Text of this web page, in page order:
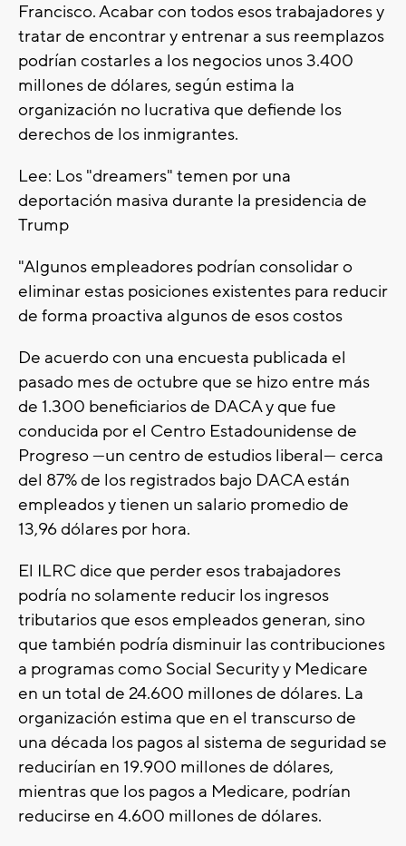
Francisco. Acabar con todos esos trabajadores y
tratar de encontrar y entrenar a sus reemplazos
podrían costarles a los negocios unos 3.400
millones de dólares, según estima la
organización no lucrativa que defiende los
derechos de los inmigrantes.
Lee: Los "dreamers" temen por una
deportación masiva durante la presidencia de
Trump
"Algunos empleadores podrían consolidar o
eliminar estas posiciones existentes para reducir
de forma proactiva algunos de esos costos
De acuerdo con una encuesta publicada el
pasado mes de octubre que se hizo entre más
de 1.300 beneficiarios de DACA y que fue
conducida por el Centro Estadounidense de
Progreso —un centro de estudios liberal— cerca
del 87% de los registrados bajo DACA están
empleados y tienen un salario promedio de
13,96 dólares por hora.
El ILRC dice que perder esos trabajadores
podría no solamente reducir los ingresos
tributarios que esos empleados generan, sino
que también podría disminuir las contribuciones
a programas como Social Security y Medicare
en un total de 24.600 millones de dólares. La
organización estima que en el transcurso de
una década los pagos al sistema de seguridad se
reducirían en 19.900 millones de dólares,
mientras que los pagos a Medicare, podrían
reducirse en 4.600 millones de dólares.